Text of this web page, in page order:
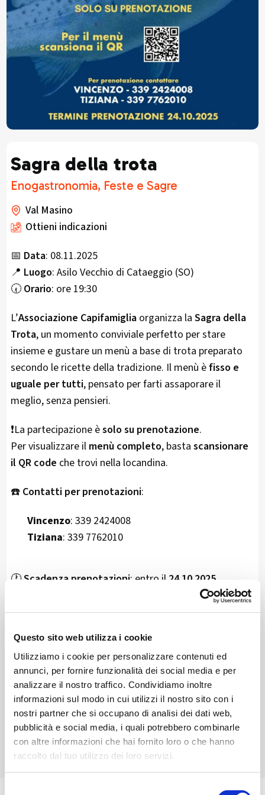
Questo sito web utilizza i cookie
Utilizziamo i cookie per personalizzare contenuti ed
annunci, per fornire funzionalità dei social media e per
analizzare il nostro traffico. Condividiamo inoltre
informazioni sul modo in cui utilizzi il nostro sito con i
nostri partner che si occupano di analisi dei dati web,
pubblicità e social media, i quali potrebbero combinarle
con altre informazioni che hai fornito loro o che hanno
raccolto dal tuo utilizzo dei loro servizi.
Sagra della trota
Enogastronomia, Feste e Sagre
Val Masino
Ottieni indicazioni
📅 Data: 08.11.2025
📍 Luogo: Asilo Vecchio di Cataeggio (SO)
🕢Orario: ore 19:30
L’Associazione Capifamigliaorganizza la Sagra della
Trota, un momento conviviale perfetto per stare
insieme e gustare un menù a base di trota preparato
secondo le ricette della tradizione. Il menù èfisso e
uguale per tutti, pensato per farti assaporare il
meglio, senza pensieri.
❗La partecipazione èsolo su prenotazione.
Per visualizzare il menù completo, basta scansionare
il QR code che trovi nella locandina.
☎️ Contatti per prenotazioni:
Vincenzo: 339 2424008
Tiziana: 339 7762010
🕐Scadenza prenotazioni: entro il 24.10.2025
Un’occasione semplice e genuina per riscoprire i sapori
più caratteristici dellaValmasino
Valtellina.
Per informazioni:
ContattaVincenzoal 339 2424008 oppureTizianaal
339 7762010